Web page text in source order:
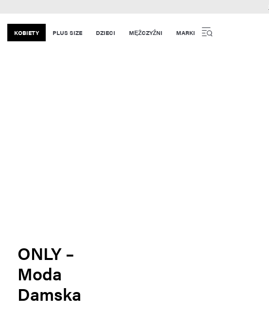
KOBIETY PLUS SIZE DZIECI MĘŻCZYŹNI MARKI
ONLY –
Moda
Damska